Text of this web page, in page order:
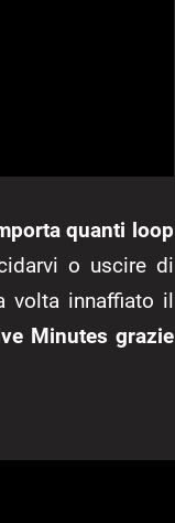
quanti loop
o uscire di
volta innaffiato il
Minutes grazie